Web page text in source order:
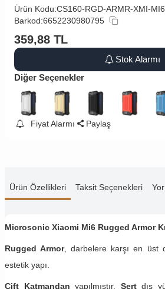
Ürün Kodu:CS160-RGD-ARMR-XMI-
Barkod:6652230980795
359,88 TL
Stok Alarmı
Diğer Seçenekler
Fiyat Alarmı Paylaş
Ürün Özellikleri Taksit Seçenekleri
Microsonic Xiaomi Mi6 Rugged Armor
Rugged Armor, darbelere karşı en üst
estetik yapı.
Çift Katmandan yapılmıştır, Sertdış